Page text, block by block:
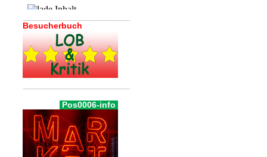
Besucherbuch
Pos0006-info